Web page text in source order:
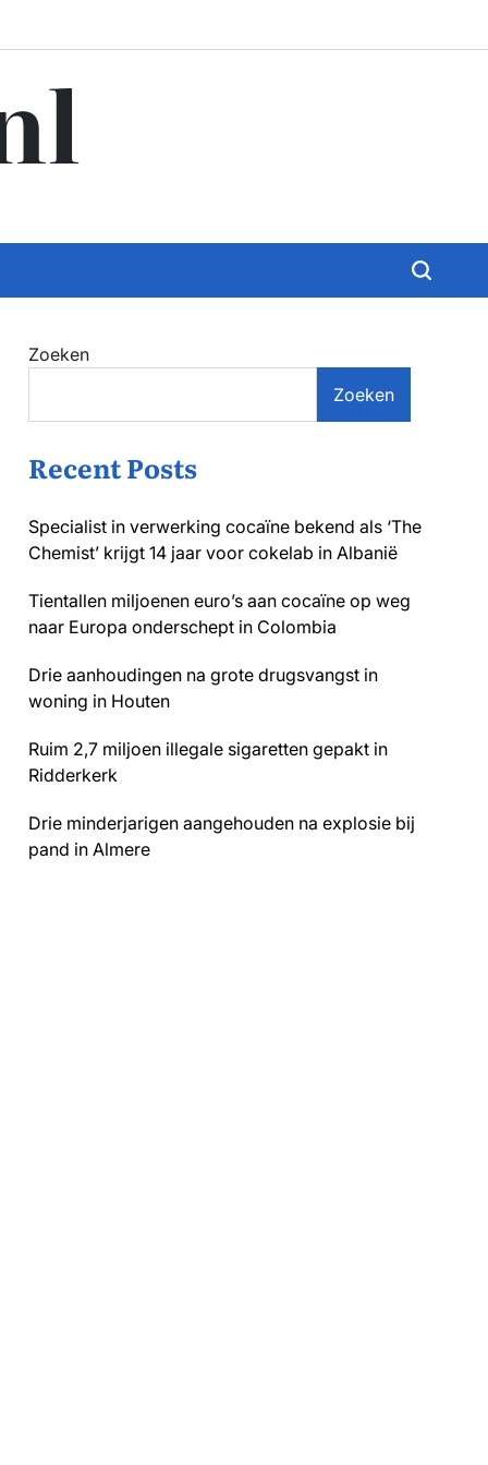
Zoeken
Zoeken
Recent Posts
Specialist in verwerking cocaïne bekend als ‘The
Chemist’ krijgt 14 jaar voor cokelab in Albanië
Tientallen miljoenen euro’s aan cocaïne op weg
naar Europa onderschept in Colombia
Drie aanhoudingen na grote drugsvangst in
woning in Houten
Ruim 2,7 miljoen illegale sigaretten gepakt in
Ridderkerk
Drie minderjarigen aangehouden na explosie bij
pand in Almere